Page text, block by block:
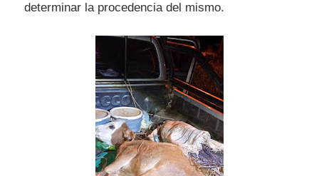
determinar la procedencia del mismo.